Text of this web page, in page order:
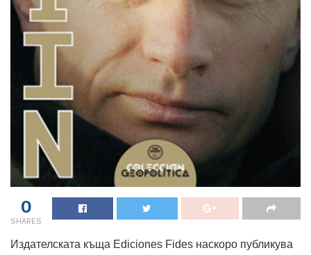
0
SHARES
Издателската къща Ediciones Fides наскоро публикува